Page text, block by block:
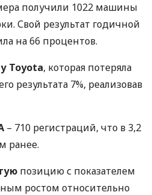
получили 1022 машины
Свой результат годичной
на 66 процентов.
Toyota, которая потеряла
результата 7%, реализовав
– 710 регистраций, что в 3,2
ранее.
позицию с показателем
ростом относительно